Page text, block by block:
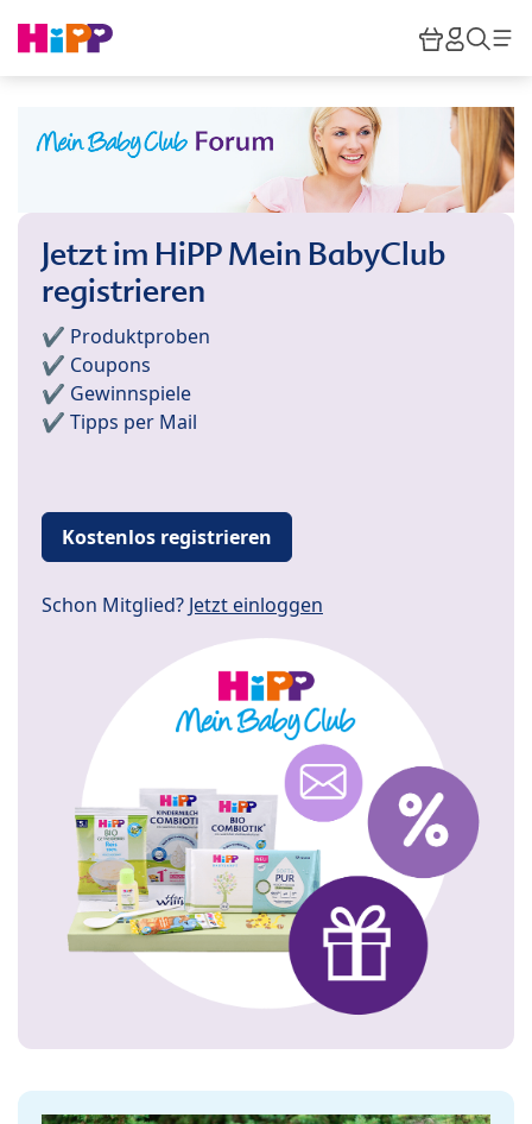
HiPP
Jetzt im HiPP Mein BabyClub
registrieren
✔️ Produktproben
✔️ Coupons
✔️ Gewinnspiele
✔️ Tipps per Mail
Kostenlos registrieren
Schon Mitglied? Jetzt einloggen